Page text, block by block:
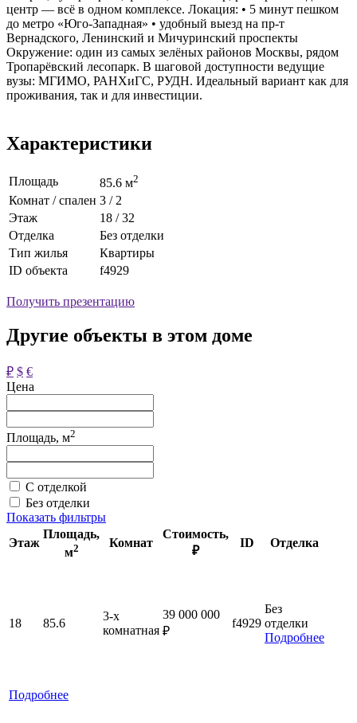
центр — всё в одном комплексе. Локация: • 5 минут пешком
до метро «Юго-Западная» • удобный выезд на пр-т
Вернадского, Ленинский и Мичуринский проспекты
Окружение: один из самых зелёных районов Москвы, рядом
Тропарёвский лесопарк. В шаговой доступности ведущие
вузы: МГИМО, РАНХиГС, РУДН. Идеальный вариант как для
проживания, так и для инвестиции.
Характеристики
Площадь 85.6 м2
Комнат / спален 3 / 2
Этаж
18 / 32
Отделка
Без отделки
Тип жилья
Квартиры
ID объекта
f4929
Получить презентацию
Другие объекты в этом доме
₽ $ €
Цена
Площадь, м2
С отделкой
Без отделки
Показать фильтры
Этаж
Площадь,
м2 Комнат
Стоимость,
₽
ID Отделка
18 85.6
3-x
комнатная
39 000 000
₽
f4929
Без
отделки
Подробнее
Подробнее